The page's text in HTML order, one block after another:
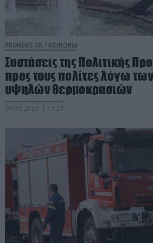
PRONEWS.GR / ΚΟΙΝΩΝΙΑ
Συστάσεις της Πολιτικής
προς τους πολίτες λόγω
υψηλών θερμοκρασιών
09.07.2025 | 14:21